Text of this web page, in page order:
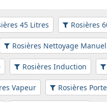
45 Litres Rosières
Rosières Nettoyage Manuel
Rosières Induction
Vapeur Rosières